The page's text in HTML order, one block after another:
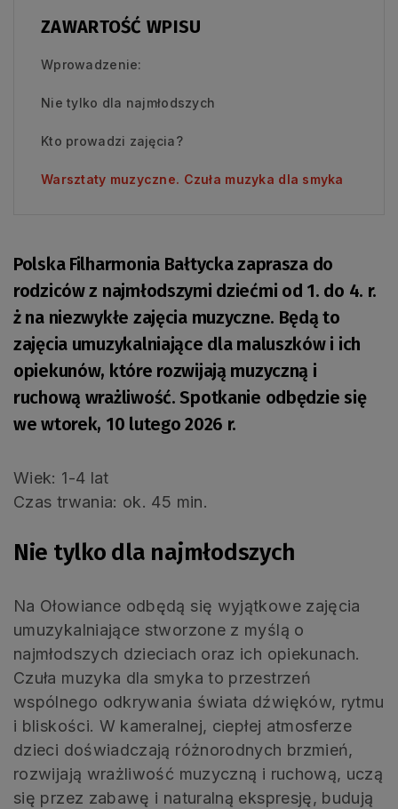
ZAWARTOŚĆ WPISU
Wprowadzenie:
Nie tylko dla najmłodszych
Kto prowadzi zajęcia?
Warsztaty muzyczne. Czuła muzyka dla smyka
Polska Filharmonia Bałtycka zaprasza do
rodziców z najmłodszymi dziećmi od 1. do 4. r.
ż na niezwykłe zajęcia muzyczne. Będą to
zajęcia umuzykalniające dla maluszków i ich
opiekunów, które rozwijają muzyczną i
ruchową wrażliwość. Spotkanie odbędzie się
we wtorek, 10 lutego 2026 r.
Wiek: 1-4 lat
Czas trwania: ok. 45 min.
Nie tylko dla najmłodszych
Na Ołowiance odbędą się wyjątkowe zajęcia
umuzykalniające stworzone z myślą o
najmłodszych dzieciach oraz ich opiekunach.
Czuła muzyka dla smyka to przestrzeń
wspólnego odkrywania świata dźwięków, rytmu
i bliskości. W kameralnej, ciepłej atmosferze
dzieci doświadczają różnorodnych brzmień,
rozwijają wrażliwość muzyczną i ruchową, uczą
się przez zabawę i naturalną ekspresję, budują